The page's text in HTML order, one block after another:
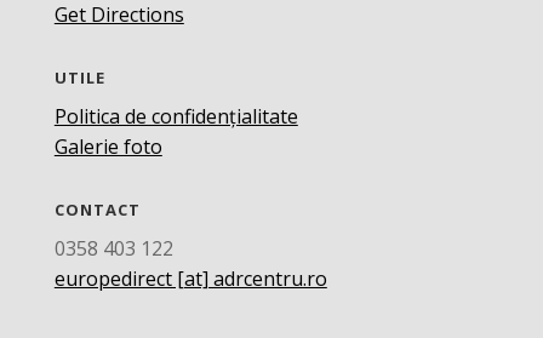
Get Directions
UTILE
Politica de confidențialitate
Galerie foto
CONTACT
0358 403 122
europedirect [at] adrcentru.ro